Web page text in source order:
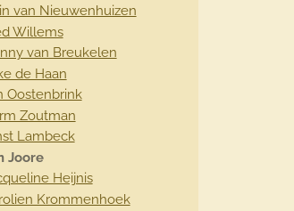
van Nieuwenhuizen
Willems
van Breukelen
de Haan
Oostenbrink
Zoutman
Lambeck
Joore
Heijnis
Krommenhoek